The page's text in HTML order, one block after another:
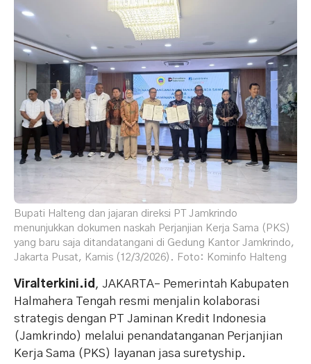
Bupati Halteng dan jajaran direksi PT Jamkrindo
menunjukkan dokumen naskah Perjanjian Kerja Sama (PKS)
yang baru saja ditandatangani di Gedung Kantor Jamkrindo,
Jakarta Pusat, Kamis (12/3/2026). Foto: Kominfo Halteng
Viralterkini.id , JAKARTA– Pemerintah Kabupaten
Halmahera Tengah resmi menjalin kolaborasi
strategis dengan PT Jaminan Kredit Indonesia
(Jamkrindo) melalui penandatanganan Perjanjian
Kerja Sama (PKS) layanan jasa suretyship.